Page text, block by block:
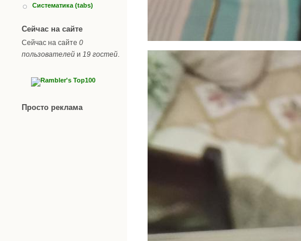
Систематика (tabs)
Сейчас на сайте
Сейчас на сайте 0
пользователей и 19 гостей
Просто реклама